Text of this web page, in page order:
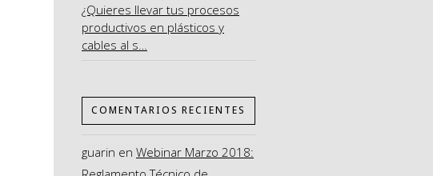
¿Quieres llevar tus procesos
productivos en plásticos y
cables al s…
COMENTARIOS RECIENTES
guarin en Webinar Marzo 2018: